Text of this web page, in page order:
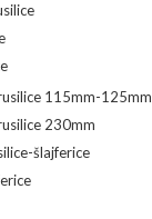
115mm-125mm
230mm
šlajferice